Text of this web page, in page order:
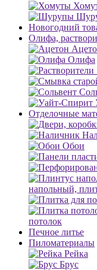
Новогодний
Олифа,
Олифа
Отделочные
Обои
напольный,
потолок
Печное литье
Пиломатериалы
Рейка
Брус